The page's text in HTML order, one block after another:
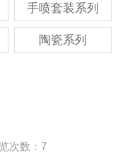
手喷套装系列
陶瓷系列
次数：7